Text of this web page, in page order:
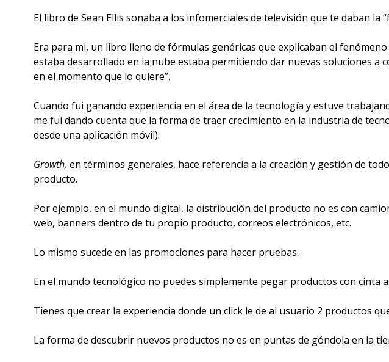
El libro de Sean Ellis sonaba a los infomerciales de televisión que te daban
Era para mi, un libro lleno de fórmulas genéricas que explicaban el
estaba desarrollado en la nube estaba permitiendo dar nuevas soluciones a
en el momento que lo quiere”.
Cuando fui ganando experiencia en el área de la tecnología y estuve
me fui dando cuenta que la forma de traer crecimiento en la industria de
desde una aplicación móvil).
Growth, en términos generales, hace referencia a la creación y gestión de
producto.
Por ejemplo, en el mundo digital, la distribución del producto no es con
web, banners dentro de tu propio producto, correos electrónicos, etc.
Lo mismo sucede en las promociones para hacer pruebas.
En el mundo tecnológico no puedes simplemente pegar productos con cinta
Tienes que crear la experiencia donde un click le de al usuario 2 productos
La forma de descubrir nuevos productos no es en puntas de góndola en la